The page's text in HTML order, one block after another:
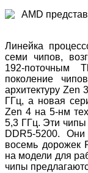
Линейка
семи чипов,
192-поточным
поколение
архитектуру Zen
ГГц, а новая
Zen 4 на 5-нм
5,3 ГГц. Эти
DDR5-5200.
восемь дорожек
на модели для
чипы